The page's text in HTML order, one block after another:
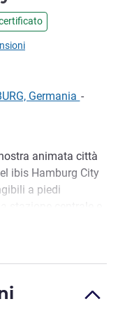
Germania -
animata città
ibis Hamburg City
a piedi
Dove la
come a casa.